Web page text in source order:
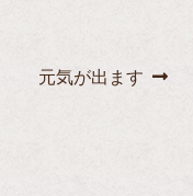
次
元気が出ます